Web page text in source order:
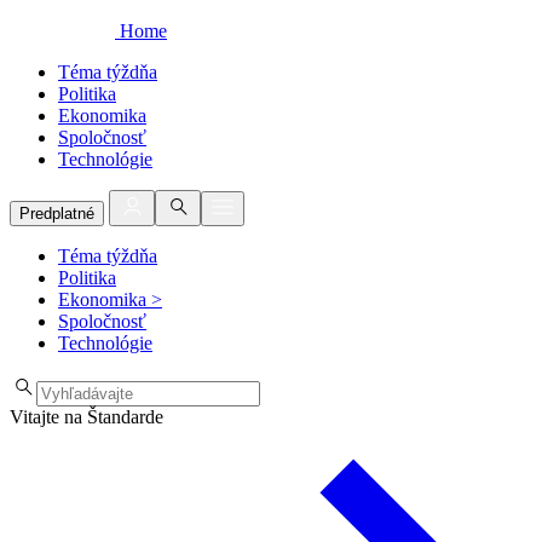
Home
Téma týždňa
Politika
Ekonomika
Spoločnosť
Technológie
Predplatné
Téma týždňa
Politika
Ekonomika >
Spoločnosť
Technológie
Vitajte na Štandarde